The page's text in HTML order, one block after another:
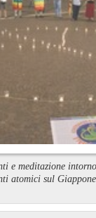
e meditazione
atomici sul